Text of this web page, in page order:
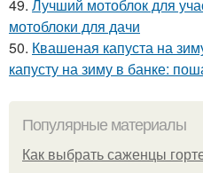
49. Лучший мотоблок для
мотоблоки для дачи
50. Квашеная капуста на
капусту на зиму в банке:
Популярные материалы
Как выбрать саженцы